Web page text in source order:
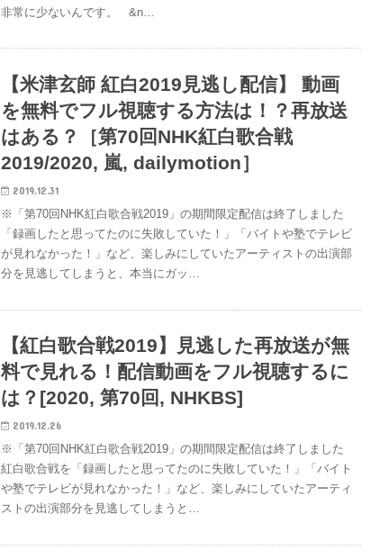
非常に少ないんです。 &n…
【米津玄師 紅白2019見逃し配信】 動画
を無料でフル視聴する方法は！？再放送
はある？［第70回NHK紅白歌合戦
2019/2020, 嵐, dailymotion］
2019.12.31
※「第70回NHK紅白歌合戦2019」の期間限定配信は終了しました
「録画したと思ってたのに失敗していた！」「バイトや塾でテレビ
が見れなかった！」など、楽しみにしていたアーティストの出演部
分を見逃してしまうと、本当にガッ…
【紅白歌合戦2019】見逃した再放送が無
料で見れる！配信動画をフル視聴するに
は？[2020, 第70回, NHKBS]
2019.12.26
※「第70回NHK紅白歌合戦2019」の期間限定配信は終了しました
紅白歌合戦を「録画したと思ってたのに失敗していた！」「バイト
や塾でテレビが見れなかった！」など、楽しみにしていたアーティ
ストの出演部分を見逃してしまうと…